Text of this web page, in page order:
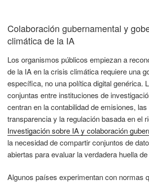
Colaboración gubernamental y
climática de la IA
Los organismos públicos empiezan a
de la IA en la crisis climática requiere una
específica, no una política digital genérica.
conjuntas entre instituciones de
centran en la contabilidad de emisiones,
transparencia y la regulación basada en el
Investigación sobre IA y colaboración
la necesidad de compartir conjuntos de
abiertas para evaluar la verdadera huella
Algunos países experimentan con normas